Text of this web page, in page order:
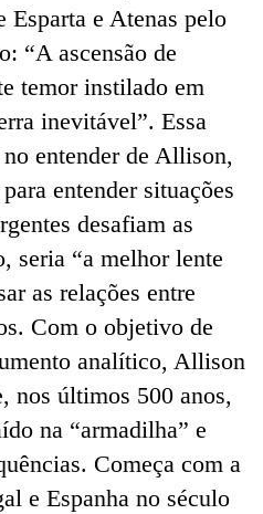
Esparta e Atenas pelo
“A ascensão de
temor instilado em
inevitável”. Essa
entender de Allison,
entender situações
desafiam as
seria “a melhor lente
as relações entre
Com o objetivo de
analítico, Allison
nos últimos 500 anos,
na “armadilha” e
Começa com a
e Espanha no século